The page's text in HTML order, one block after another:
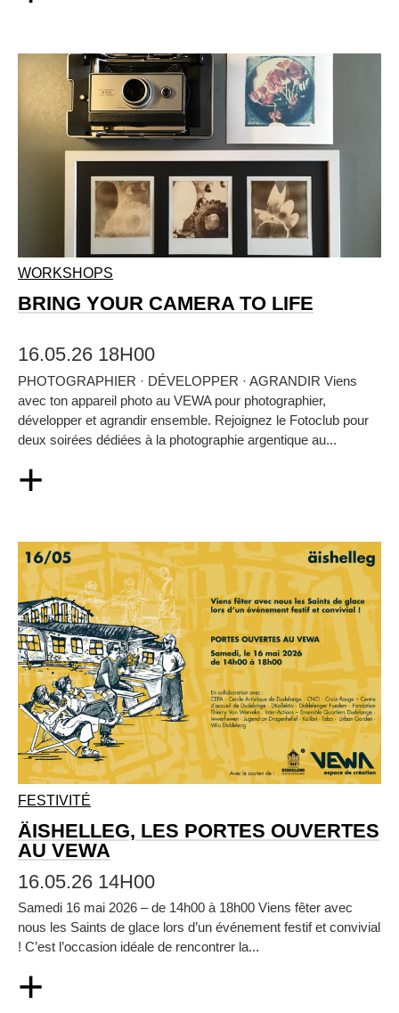
WORKSHOPS
BRING YOUR CAMERA TO LIFE
16.05.26 18H00
PHOTOGRAPHIER · DÉVELOPPER · AGRANDIR Viens
avec ton appareil photo au VEWA pour photographier,
développer et agrandir ensemble. Rejoignez le Fotoclub pour
deux soirées dédiées à la photographie argentique au...
+
FESTIVITÉ
ÄISHELLEG, LES PORTES OUVERTES
AU VEWA
16.05.26 14H00
Samedi 16 mai 2026 – de 14h00 à 18h00 Viens fêter avec
nous les Saints de glace lors d’un événement festif et convivial
! C’est l’occasion idéale de rencontrer la...
+